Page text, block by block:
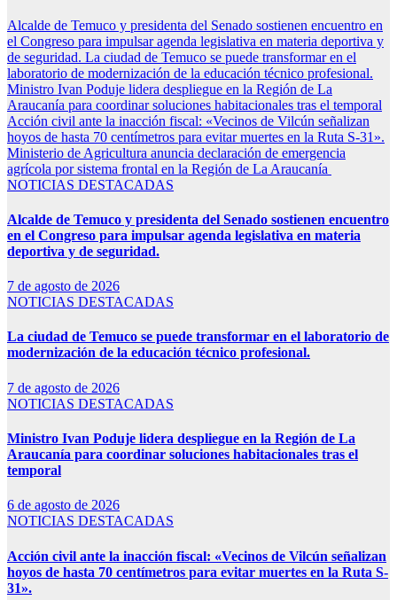
Alcalde de Temuco y presidenta del Senado sostienen encuentro en
el Congreso para impulsar agenda legislativa en materia deportiva y
de seguridad. La ciudad de Temuco se puede transformar en el
laboratorio de modernización de la educación técnico profesional.
Ministro Ivan Poduje lidera despliegue en la Región de La
Araucanía para coordinar soluciones habitacionales tras el temporal
Acción civil ante la inacción fiscal: «Vecinos de Vilcún señalizan
hoyos de hasta 70 centímetros para evitar muertes en la Ruta S-31».
Ministerio de Agricultura anuncia declaración de emergencia
agrícola por sistema frontal en la Región de La Araucanía
NOTICIAS DESTACADAS
Alcalde de Temuco y presidenta del Senado sostienen encuentro
en el Congreso para impulsar agenda legislativa en materia
deportiva y de seguridad.
7 de agosto de 2026
NOTICIAS DESTACADAS
La ciudad de Temuco se puede transformar en el laboratorio de
modernización de la educación técnico profesional.
7 de agosto de 2026
NOTICIAS DESTACADAS
Ministro Ivan Poduje lidera despliegue en la Región de La
Araucanía para coordinar soluciones habitacionales tras el
temporal
6 de agosto de 2026
NOTICIAS DESTACADAS
Acción civil ante la inacción fiscal: «Vecinos de Vilcún señalizan
hoyos de hasta 70 centímetros para evitar muertes en la Ruta S-
31».